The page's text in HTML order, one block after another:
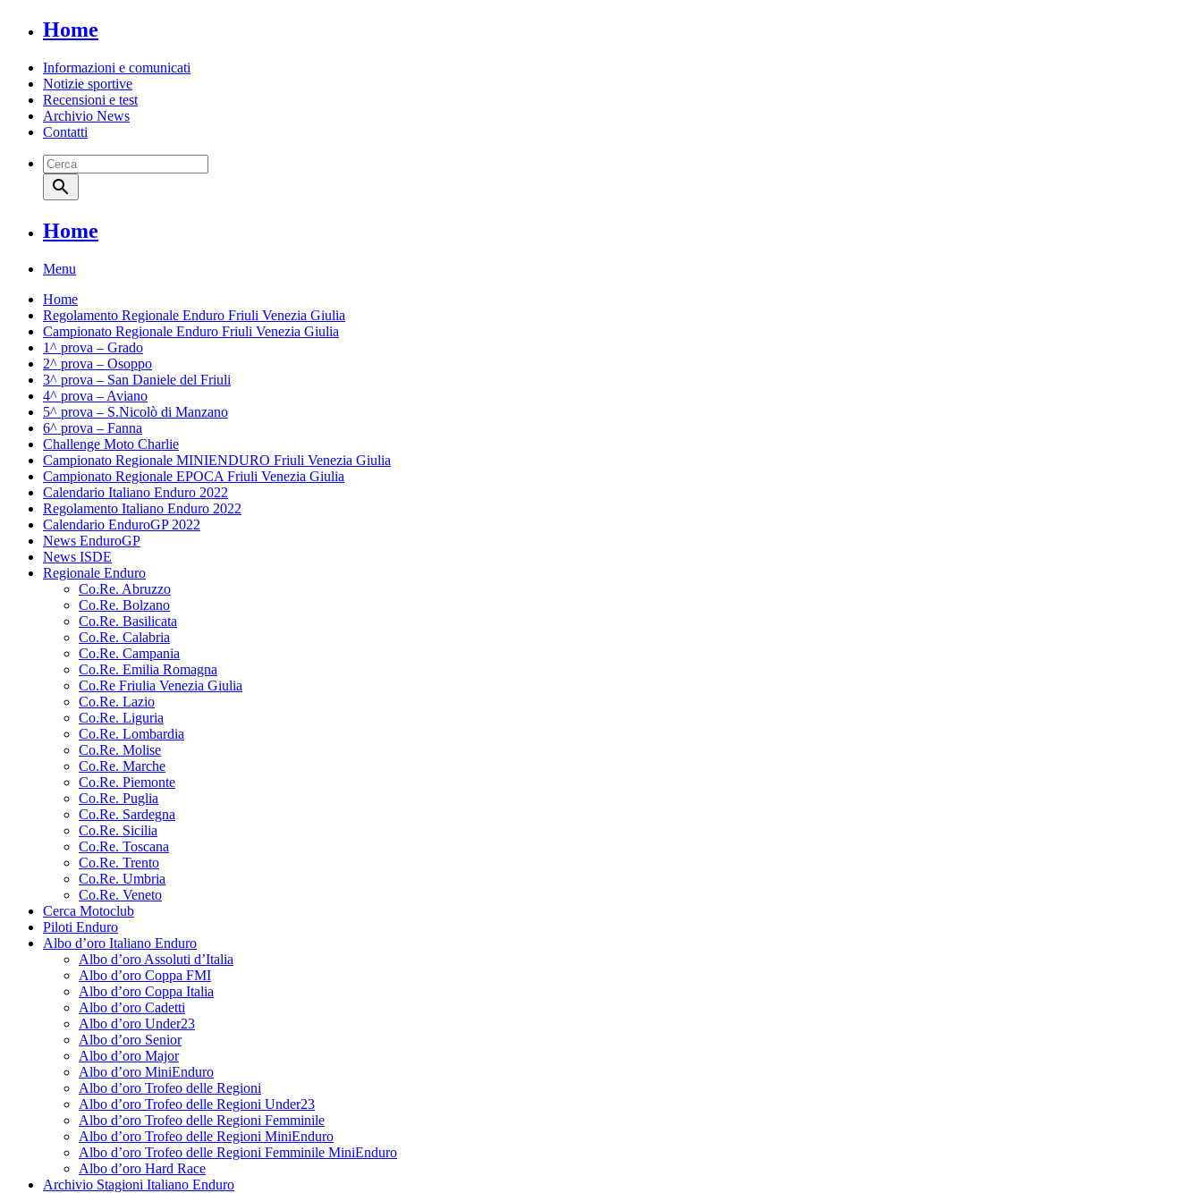
Home
Informazioni e comunicati
Notizie sportive
Recensioni e test
Archivio News
Contatti
search
Home
Menu
Home
Regolamento Regionale Enduro Friuli Venezia Giulia
Campionato Regionale Enduro Friuli Venezia Giulia
1^ prova – Grado
2^ prova – Osoppo
3^ prova – San Daniele del Friuli
4^ prova – Aviano
5^ prova – S.Nicolò di Manzano
6^ prova – Fanna
Challenge Moto Charlie
Campionato Regionale MINIENDURO Friuli Venezia Giulia
Campionato Regionale EPOCA Friuli Venezia Giulia
Calendario Italiano Enduro 2022
Regolamento Italiano Enduro 2022
Calendario EnduroGP 2022
News EnduroGP
News ISDE
Regionale Enduro
Co.Re. Abruzzo
Co.Re. Bolzano
Co.Re. Basilicata
Co.Re. Calabria
Co.Re. Campania
Co.Re. Emilia Romagna
Co.Re Friulia Venezia Giulia
Co.Re. Lazio
Co.Re. Liguria
Co.Re. Lombardia
Co.Re. Molise
Co.Re. Marche
Co.Re. Piemonte
Co.Re. Puglia
Co.Re. Sardegna
Co.Re. Sicilia
Co.Re. Toscana
Co.Re. Trento
Co.Re. Umbria
Co.Re. Veneto
Cerca Motoclub
Piloti Enduro
Albo d’oro Italiano Enduro
Albo d’oro Assoluti d’Italia
Albo d’oro Coppa FMI
Albo d’oro Coppa Italia
Albo d’oro Cadetti
Albo d’oro Under23
Albo d’oro Senior
Albo d’oro Major
Albo d’oro MiniEnduro
Albo d’oro Trofeo delle Regioni
Albo d’oro Trofeo delle Regioni Under23
Albo d’oro Trofeo delle Regioni Femminile
Albo d’oro Trofeo delle Regioni MiniEnduro
Albo d’oro Trofeo delle Regioni Femminile MiniEnduro
Albo d’oro Hard Race
Archivio Stagioni Italiano Enduro